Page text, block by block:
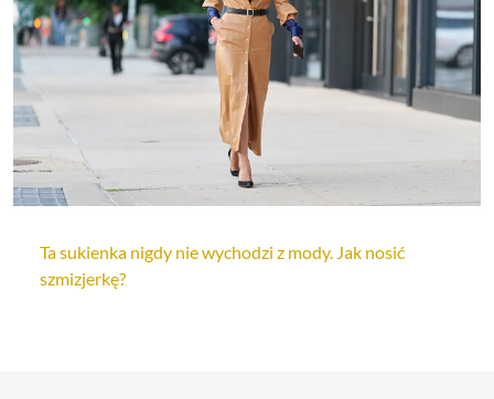
Ta sukienka nigdy nie wychodzi z mody. Jak nosić
szmizjerkę?